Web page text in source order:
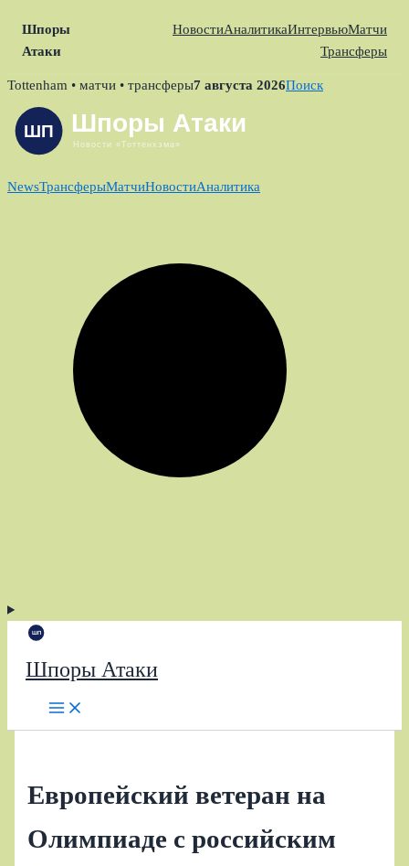
Шпоры
Атаки
НовостиАналитикаИнтервьюМатчи
Трансферы
Skip
content
Tottenham • матчи • трансферы7 августа 2026Поиск
NewsТрансферыМатчиНовостиАналитика
Шпоры Атаки
Европейский ветеран на
Олимпиаде с российским